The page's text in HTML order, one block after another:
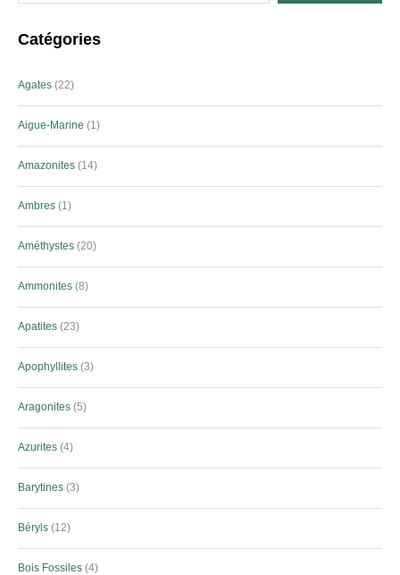
Catégories
Agates 22
Aigue-Marine 1
Amazonites 14
Ambres 1
Améthystes 20
Ammonites 8
Apatites 23
Apophyllites 3
Aragonites 5
Azurites 4
Barytines 3
Béryls 12
Bois Fossiles 4